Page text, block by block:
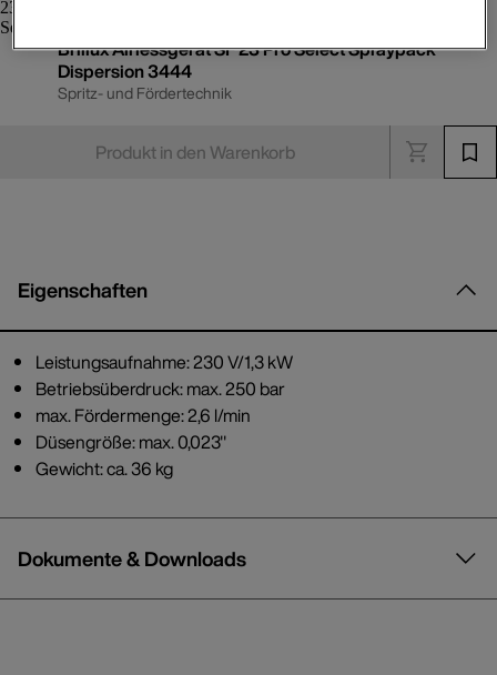
Brillux Airlessgerät SF 23 Pro Select Spraypack
Dispersion 3444
Spritz- und Fördertechnik
Produkt in den Warenkorb
Eigenschaften
Leistungsaufnahme: 230 V/1,3 kW
Betriebsüberdruck: max. 250 bar
max. Fördermenge: 2,6 l/min
Düsengröße: max. 0,023"
Gewicht: ca. 36 kg
Dokumente & Downloads